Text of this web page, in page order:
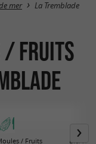
mer La Tremblade
/ Fruits
/ Fruits
Bières /